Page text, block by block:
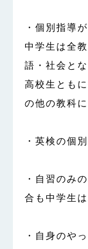
・個別指導
中学生は全
語・社会と
高校生とも
の他の教科
・英検の個
・自習のみ
合も中学生
・自身のや